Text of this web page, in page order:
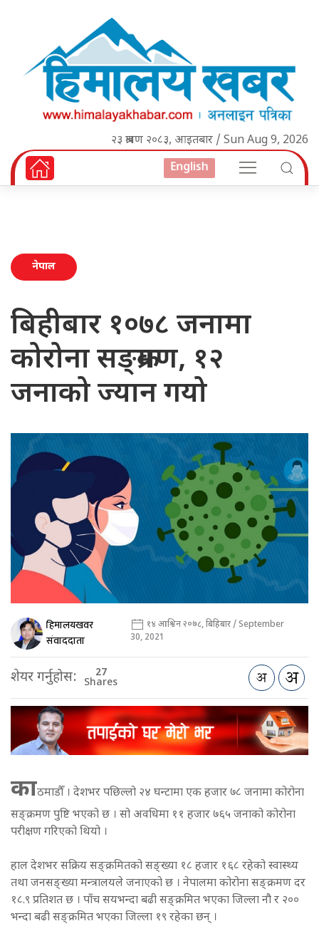
२३ श्रावण २०८३, आइतबार / Sun Aug 9, 2026
English
नेपाल
बिहीबार १०७८ जनामा
कोरोना सङ्क्रमण, १२
जनाको ज्यान गयो
हिमालयखवर
संवाददाता
१४ आश्विन २०७८, बिहिबार / September
30, 2021
शेयर गर्नुहोस: 27
Shares
काठमाडौँ । देशभर पछिल्लो २४ घन्टामा एक हजार ७८ जनामा कोरोना
सङ्क्रमण पुष्टि भएको छ । सो अवधिमा ११ हजार ७६५ जनाको कोरोना
परीक्षण गरिएको थियो ।
हाल देशभर सक्रिय सङ्क्रमितको सङ्ख्या १८ हजार १६८ रहेको स्वास्थ्य
तथा जनसङ्ख्या मन्त्रालयले जनाएको छ । नेपालमा कोरोना सङ्क्रमण दर
१८.९ प्रतिशत छ । पाँच सयभन्दा बढी सङ्क्रमित भएका जिल्ला नौ र २००
भन्दा बढी सङ्क्रमित भएका जिल्ला १९ रहेका छन् ।